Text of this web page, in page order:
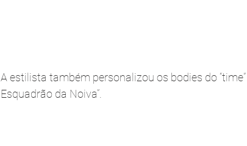
A estilista também personalizou os bodies do
Esquadrão da Noiva”.